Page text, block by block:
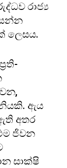
රාජ්‍ය
ලෙසය.
ඇය
අතර
ජිවන
සාක්ෂි